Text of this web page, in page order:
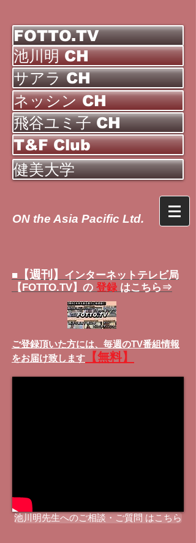
FOTTO.TV
池川明 CH
サアラ CH
ネッシン CH
飛谷ユミ子 CH
T&F Club
健美大学
ON the Asia Pacific Ltd.
■ 【週刊】
インターネットテレビ局
【FOTTO.TV】の 登録 はこちら⇒
ご登録頂いた方には、 毎週のTV番組情報
をお届け致します
【無料】
池川明先生へのご相談・ご質問 はこちら